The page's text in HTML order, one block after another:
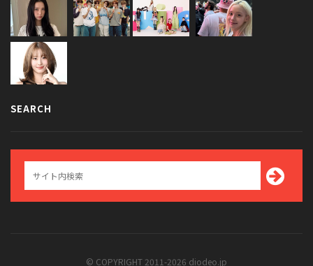
SEARCH
© COPYRIGHT 2011-2026 diodeo.jp